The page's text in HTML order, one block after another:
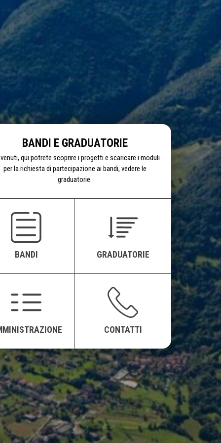
BANDI E GRADUATORIE
qui potrete scoprire i progetti e scaricare i moduli
per la richiesta di partecipazione ai bandi, vedere le
graduatorie.
BANDI GRADUATORIE
CONTATTI